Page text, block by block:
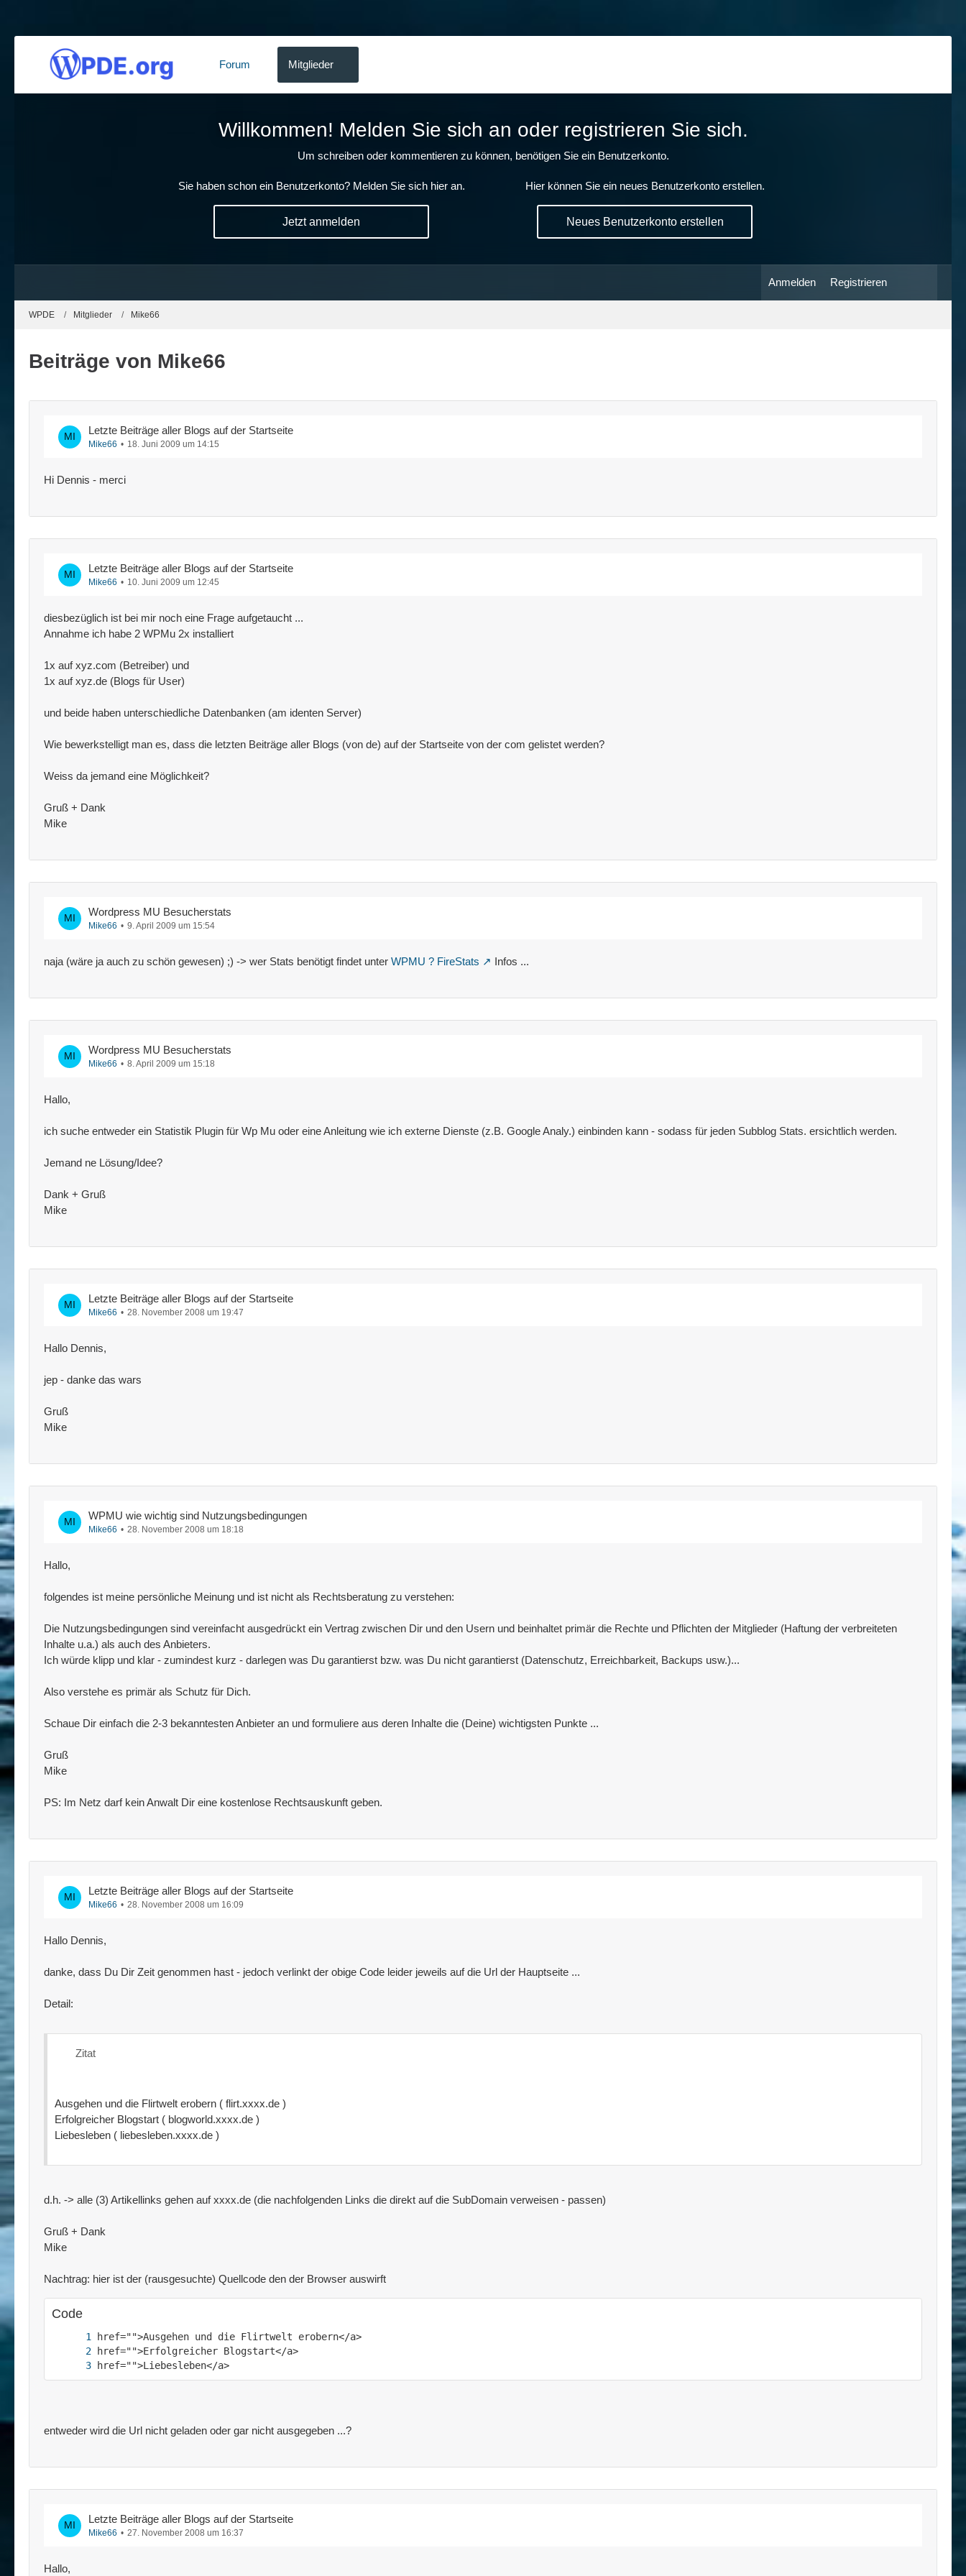
Forum Mitglieder
Willkommen! Melden Sie sich an oder registrieren Sie sich.
Um schreiben oder kommentieren zu können, benötigen Sie ein Benutzerkonto.
Sie haben schon ein Benutzerkonto? Melden Sie sich hier an.
Jetzt anmelden
Hier können Sie ein neues Benutzerkonto erstellen.
Neues Benutzerkonto erstellen
Anmelden Registrieren
WPDE Mitglieder Mike66
Beiträge von Mike66
Letzte Beiträge aller Blogs auf der Startseite
Mike66 18. Juni 2009 um 14:15
Hi Dennis - merci
Letzte Beiträge aller Blogs auf der Startseite
Mike66 10. Juni 2009 um 12:45
diesbezüglich ist bei mir noch eine Frage aufgetaucht ...
Annahme ich habe 2 WPMu 2x installiert
1x auf xyz.com (Betreiber) und
1x auf xyz.de (Blogs für User)
und beide haben unterschiedliche Datenbanken (am identen Server)
Wie bewerkstelligt man es, dass die letzten Beiträge aller Blogs (von de) auf der Startseite von der com gelistet werden?
Weiss da jemand eine Möglichkeit?
Gruß + Dank
Mike
Wordpress MU Besucherstats
Mike66 9. April 2009 um 15:54
naja (wäre ja auch zu schön gewesen) ;) -> wer Stats benötigt findet unter WPMU ? FireStats Infos ...
Wordpress MU Besucherstats
Mike66 8. April 2009 um 15:18
Hallo,
ich suche entweder ein Statistik Plugin für Wp Mu oder eine Anleitung wie ich externe Dienste (z.B. Google Analy.) einbinden kann - sodass für jeden Subblog Stats. ersichtlich werden.
Jemand ne Lösung/Idee?
Dank + Gruß
Mike
Letzte Beiträge aller Blogs auf der Startseite
Mike66 28. November 2008 um 19:47
Hallo Dennis,
jep - danke das wars
Gruß
Mike
WPMU wie wichtig sind Nutzungsbedingungen
Mike66 28. November 2008 um 18:18
Hallo,
folgendes ist meine persönliche Meinung und ist nicht als Rechtsberatung zu verstehen:
Die Nutzungsbedingungen sind vereinfacht ausgedrückt ein Vertrag zwischen Dir und den Usern und beinhaltet primär die Rechte und Pflichten der Mitglieder (Haftung der verbreiteten
Inhalte u.a.) als auch des Anbieters.
Ich würde klipp und klar - zumindest kurz - darlegen was Du garantierst bzw. was Du nicht garantierst (Datenschutz, Erreichbarkeit, Backups usw.)...
Also verstehe es primär als Schutz für Dich.
Schaue Dir einfach die 2-3 bekanntesten Anbieter an und formuliere aus deren Inhalte die (Deine) wichtigsten Punkte ...
Gruß
Mike
PS: Im Netz darf kein Anwalt Dir eine kostenlose Rechtsauskunft geben.
Letzte Beiträge aller Blogs auf der Startseite
Mike66 28. November 2008 um 16:09
Hallo Dennis,
danke, dass Du Dir Zeit genommen hast - jedoch verlinkt der obige Code leider jeweils auf die Url der Hauptseite ...
Detail:
Zitat
Ausgehen und die Flirtwelt erobern ( flirt.xxxx.de )
Erfolgreicher Blogstart ( blogworld.xxxx.de )
Liebesleben ( liebesleben.xxxx.de )
d.h. -> alle (3) Artikellinks gehen auf xxxx.de (die nachfolgenden Links die direkt auf die SubDomain verweisen - passen)
Gruß + Dank
Mike
Nachtrag: hier ist der (rausgesuchte) Quellcode den der Browser auswirft
Code
href="">Liebesleben</a>
entweder wird die Url nicht geladen oder gar nicht ausgegeben ...?
Letzte Beiträge aller Blogs auf der Startseite
Mike66 27. November 2008 um 16:37
Hallo,